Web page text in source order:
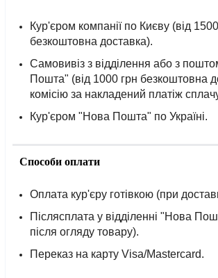
Кур'єром компанії по Києву (від
безкоштовна доставка).
Самовивіз з відділення або з
Пошта" (від 1000 грн безкоштовна
комісію за накладений платіж
Кур'єром "Нова Пошта" по Україні.
Способи оплати
Оплата кур'єру готівкою (при
Післясплата у відділенні "Нова
після огляду товару).
Переказ на карту Visa/Mastercard.